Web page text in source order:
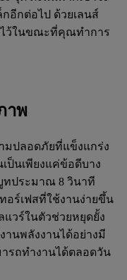
อีกต่อไป ด้วยเลนส์
ไว้ในขณะที่คุณทำการ
าพ
มปลอดภัยที่แข็งแกร่ง
ป็นเพียงแค่ข้อดีบาง
บูทประมาณ 8 วินาที
อร์เฟสที่ใช้งานง่ายขึ้น
แวร์ในตัวช่วยหยุดยั้ง
านพลังงานได้อย่างมี
รถทำงานได้ตลอดวัน